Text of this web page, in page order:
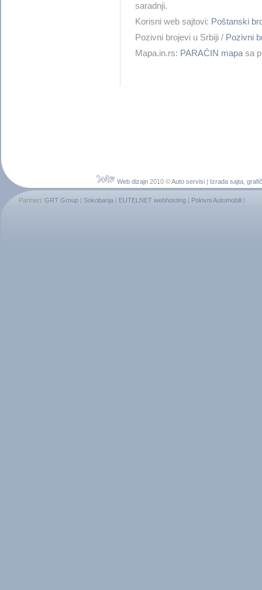
saradnji.
Korisni web sajtovi: Poštanski
Pozivni brojevi u Srbiji / Pozivni
Mapa.in.rs: PARAĆIN mapasa
Web dizajn2010 ©Auto servisi| Izrada sajta,
Partneri: GRT Group | Sokobanja | EUTELNET webhosting | Polovni Automobili |